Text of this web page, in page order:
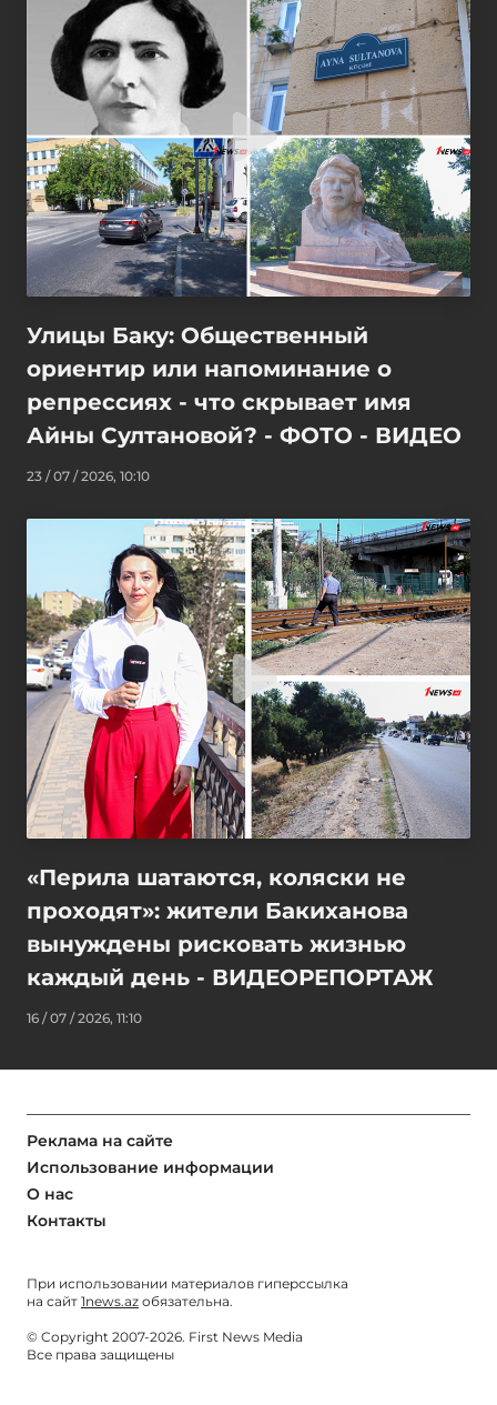
Улицы Баку: Общественный
ориентир или напоминание о
репрессиях - что скрывает имя
Айны Султановой? - ФОТО - ВИДЕО
23 / 07 / 2026, 10:10
«Перила шатаются, коляски не
проходят»: жители Бакиханова
вынуждены рисковать жизнью
каждый день - ВИДЕОРЕПОРТАЖ
16 / 07 / 2026, 11:10
Реклама на сайте
Использование информации
О нас
Контакты
При использовании материалов гиперссылка
на сайт 1news.az обязательна.
© Copyright 2007-2026. First News Media
Все права защищены